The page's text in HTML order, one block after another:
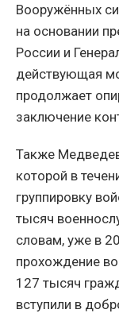
Вооружённых
на основании
России и
действующая
продолжает
заключение
Также Медведев
которой в
группировку
тысяч
словам, уже в
прохождение
127 тысяч
вступили в